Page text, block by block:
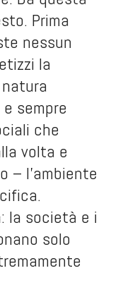
Prima
nessun
la
sempre
che
volta e
– l’ambiente
la società e i
solo